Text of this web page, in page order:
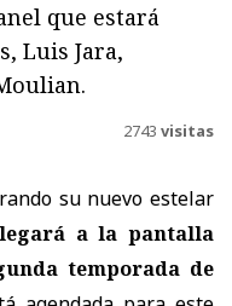
que estará
Luis Jara,
2743 visitas
su nuevo estelar
a la pantalla
temporada de